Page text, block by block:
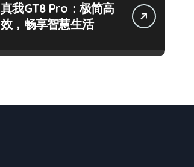
真我GT8 Pro：极简高
效，畅享智慧生活